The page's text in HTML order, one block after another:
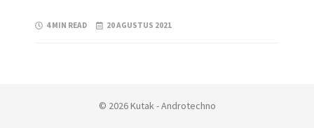
4 MIN READ 20 AGUSTUS 2021
© 2026 Kutak - Androtechno